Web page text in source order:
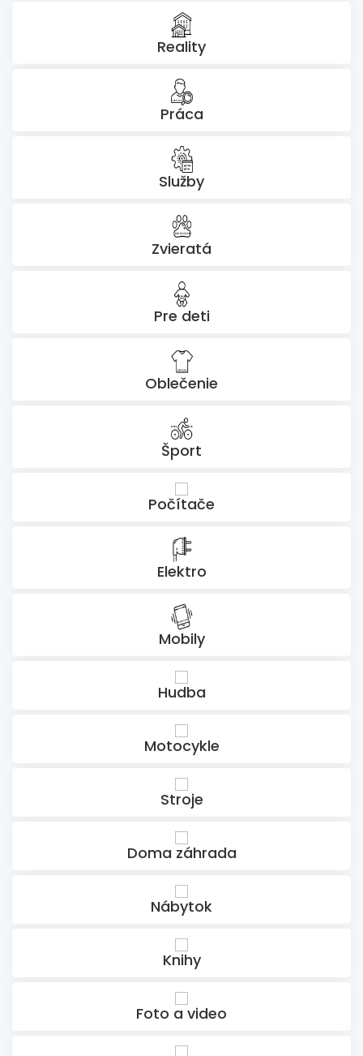
Reality
Práca
Služby
Zvieratá
Pre deti
Oblečenie
Šport
Počítače
Elektro
Mobily
Hudba
Motocykle
Stroje
Doma záhrada
Nábytok
Knihy
Foto a video